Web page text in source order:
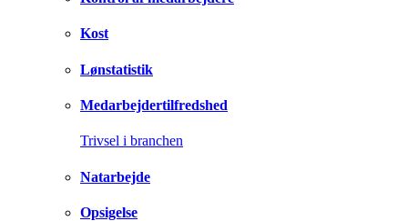
Kost
Lønstatistik
Medarbejdertilfredshed
Trivsel i branchen
Natarbejde
Opsigelse